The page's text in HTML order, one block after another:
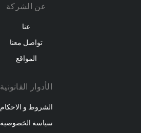
عن الشركة
عنا
تواصل معنا
المواقع
الأدوار القانونية
الشروط و الاحكام
سياسة الخصوصية